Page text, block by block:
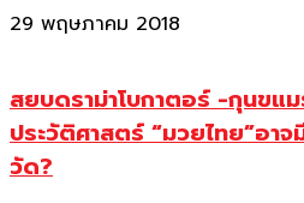
29 พฤษภาคม 2018
สยบดราม่าโบกาตอร์ -กุนขแ
ประวัติศาสตร์ “มวยไทย”อา
วัด?